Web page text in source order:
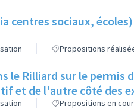
centres sociaux,
Propositions
le Rilliard sur le permis
et de l'autre côté des
Propositions en